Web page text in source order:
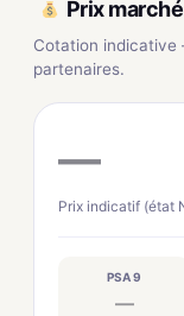
Prix
Cotation
partenaires.
—
Prix indicatif (état
PSA 9
—